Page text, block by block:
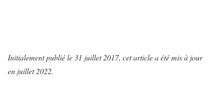
Initialement publié le 31 juillet 2017, cet article a été mis à jour
en juillet 2022.